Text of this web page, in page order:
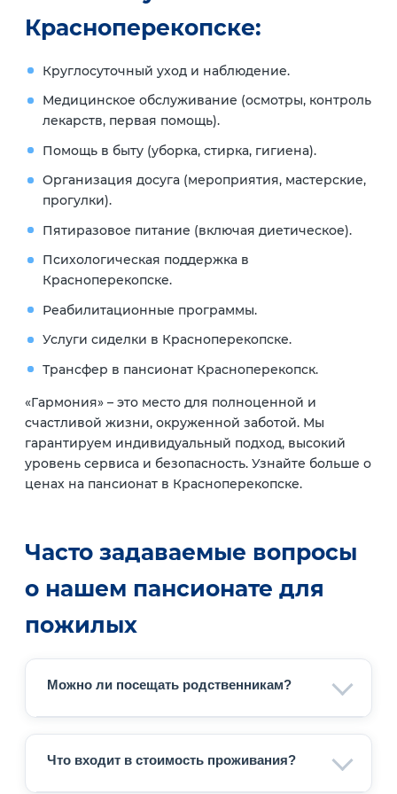
Красноперекопске:
Круглосуточный уход и наблюдение.
Медицинское обслуживание (осмотры, контроль
лекарств, первая помощь).
Помощь в быту (уборка, стирка, гигиена).
Организация досуга (мероприятия, мастерские,
прогулки).
Пятиразовое питание (включая диетическое).
Психологическая поддержка в
Красноперекопске.
Реабилитационные программы.
Услуги сиделки в Красноперекопске.
Трансфер в пансионат Красноперекопск.
«Гармония» – это место для полноценной и
счастливой жизни, окруженной заботой. Мы
гарантируем индивидуальный подход, высокий
уровень сервиса и безопасность. Узнайте больше о
ценах на пансионат в Красноперекопске.
Часто задаваемые вопросы
о нашем пансионате для
пожилых
Можно ли посещать родственникам?
близких можно в дневное время, а также
доступны видеозвонки для удалённого
Что входит в стоимость проживания?